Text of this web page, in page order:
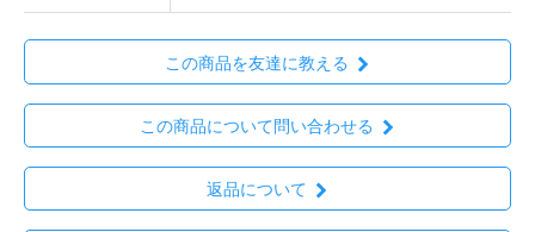
この商品を友達に教える
この商品について問い合わせる
返品について